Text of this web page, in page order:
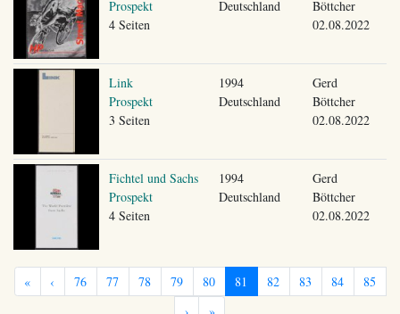
Prospekt
4 Seiten
Deutschland
Böttcher
02.08.2022
Link
Prospekt
3 Seiten
1994
Deutschland
Gerd
Böttcher
02.08.2022
Fichtel und Sachs
Prospekt
4 Seiten
1994
Deutschland
Gerd
Böttcher
02.08.2022
« ‹ 76 77 78 79 80 81 82 83 84
85
›
»